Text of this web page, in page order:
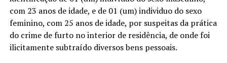
com 23 anos de idade, e de 01 (um) individuo do sexo
feminino, com 25 anos de idade, por suspeitas da prática
do crime de furto no interior de residência, de onde foi
ilicitamente subtraído diversos bens pessoais.